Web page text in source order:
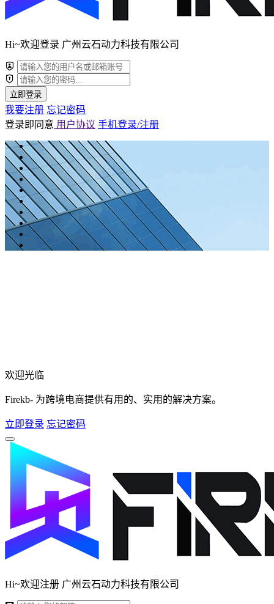
Hi~欢迎登录 广州云石动力科技有限公司
立即登录
我要注册 忘记密码
登录即同意 用户协议 手机登录/注册
欢迎光临
Firekb- 为跨境电商提供有用的、实用的解决方案。
立即登录 忘记密码
Hi~欢迎注册 广州云石动力科技有限公司